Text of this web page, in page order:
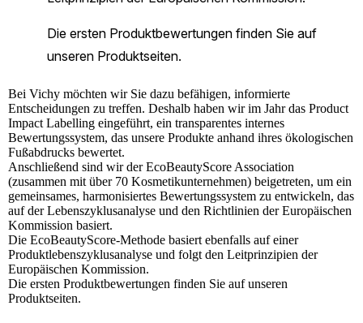
Bei Vichy möchten wir Sie dazu befähigen, informierte
Entscheidungen zu treffen. Deshalb haben wir im Jahr das Product
Impact Labelling eingeführt, ein transparentes internes
Bewertungssystem, das unsere Produkte anhand ihres ökologischen
Fußabdrucks bewertet.
Anschließend sind wir der EcoBeautyScore Association
(zusammen mit über 70 Kosmetikunternehmen) beigetreten, um ein
gemeinsames, harmonisiertes Bewertungssystem zu entwickeln, das
auf der Lebenszyklusanalyse und den Richtlinien der Europäischen
Kommission basiert.
Die EcoBeautyScore-Methode basiert ebenfalls auf einer
Produktlebenszyklusanalyse und folgt den Leitprinzipien der
Europäischen Kommission.
Die ersten Produktbewertungen finden Sie auf unseren
Produktseiten.